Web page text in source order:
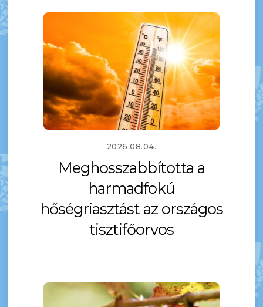
2026.08.04.
Meghosszabbította a
harmadfokú
hőségriasztást az országos
tisztifőorvos